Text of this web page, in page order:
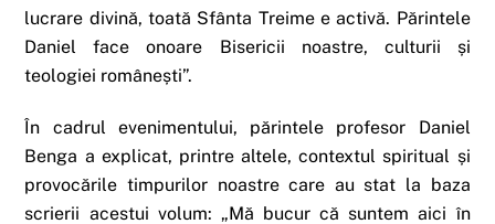
lucrare divină, toată Sfânta Treime e activă. Părintele
Daniel face onoare Bisericii noastre, culturii și
teologiei românești”.
În cadrul evenimentului, părintele profesor Daniel
Benga a explicat, printre altele, contextul spiritual și
provocările timpurilor noastre care au stat la baza
scrierii acestui volum: „Mă bucur că suntem aici în